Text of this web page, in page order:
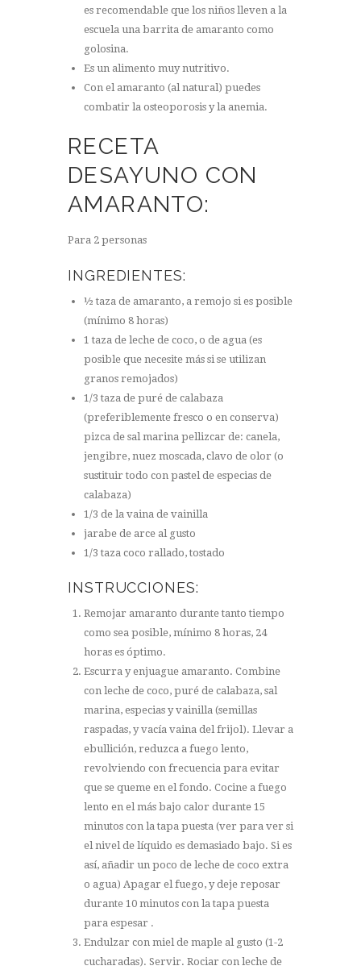
es recomendable que los niños lleven a la
escuela una barrita de amaranto como
golosina.
Es un alimento muy nutritivo.
Con el amaranto (al natural) puedes
combatir la osteoporosis y la anemia.
RECETA
DESAYUNO CON
AMARANTO:
Para 2 personas
INGREDIENTES:
½ taza de amaranto, a remojo si es posible
(mínimo 8 horas)
1 taza de leche de coco, o de agua (es
posible que necesite más si se utilizan
granos remojados)
1/3 taza de puré de calabaza
(preferiblemente fresco o en conserva)
pizca de sal marina pellizcar de: canela,
jengibre, nuez moscada, clavo de olor (o
sustituir todo con pastel de especias de
calabaza)
1/3 de la vaina de vainilla
jarabe de arce al gusto
1/3 taza coco rallado, tostado
INSTRUCCIONES:
Remojar amaranto durante tanto tiempo
como sea posible, mínimo 8 horas, 24
horas es óptimo.
Escurra y enjuague amaranto. Combine
con leche de coco, puré de calabaza, sal
marina, especias y vainilla (semillas
raspadas, y vacía vaina del frijol). Llevar a
ebullición, reduzca a fuego lento,
revolviendo con frecuencia para evitar
que se queme en el fondo. Cocine a fuego
lento en el más bajo calor durante 15
minutos con la tapa puesta (ver para ver si
el nivel de líquido es demasiado bajo. Si es
así, añadir un poco de leche de coco extra
o agua) Apagar el fuego, y deje reposar
durante 10 minutos con la tapa puesta
para espesar .
Endulzar con miel de maple al gusto (1-2
cucharadas). Servir. Rociar con leche de